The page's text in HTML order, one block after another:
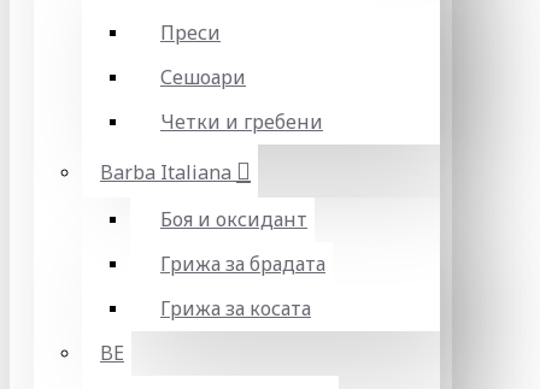
Преси
Сешоари
Четки и гребени
Barba Italiana
Боя и оксидант
Грижа за брадата
Грижа за косата
BE